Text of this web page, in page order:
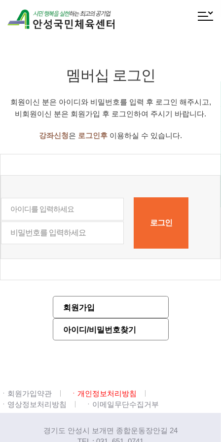
전체메
멤버십 로그인
회원이신 분은 아이디와 비밀번호를 입력 후 로그인 해주시고,
비회원이신 분은 회원가입 후 로그인하여 주시기 바랍니다.
강좌신청은 로그인후 이용하실 수 있습니다.
회원가입
아이디/비밀번호찾기
ㆍ회원가입약관
ㆍ개인정보처리방침
ㆍ영상정보처리방침
ㆍ이메일무단수집거부
경기도 안성시 보개면 종합운동장안길 24